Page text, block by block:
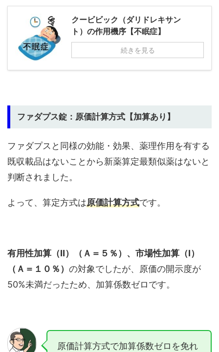
クービビック（ダリドレキサン
ト）の作用機序【不眠症】
続きを見る
ファダプス錠：原価計算方式【加算あり】
ファダプスと同様の効能・効果、薬理作用を有する
既収載品はないことから新薬算定最類似薬はないと
判断されました。
よって、算定方式は原価計算方式です。
有用性加算（Ⅱ）（Ａ＝５％）、市場性加算（Ⅰ）
（Ａ＝１０％） の対象でしたが、原価の開示度が
50%未満だったため、加算係数ゼロです。
原価計算方式で加算係数ゼロを免れ